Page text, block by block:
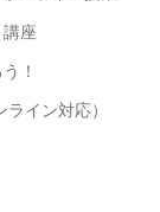
座
！
イン対応）